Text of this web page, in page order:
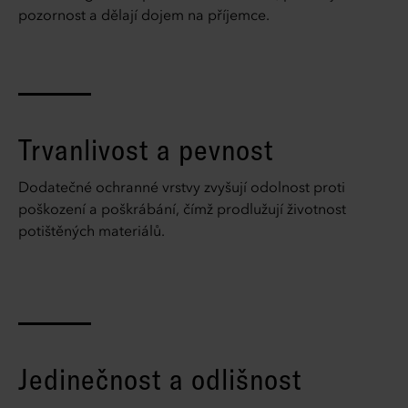
pozornost a dělají dojem na příjemce.
Trvanlivost a pevnost
Dodatečné ochranné vrstvy zvyšují odolnost proti
poškození a poškrábání, čímž prodlužují životnost
potištěných materiálů.
Jedinečnost a odlišnost